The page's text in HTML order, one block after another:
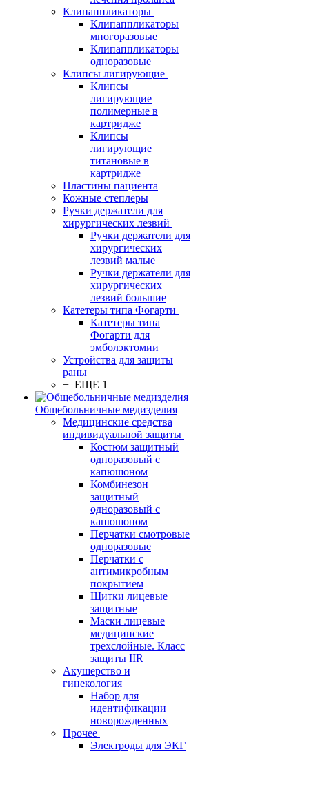
Клипаппликаторы
Клипаппликаторы
многоразовые
Клипаппликаторы
одноразовые
Клипсы лигирующие
Клипсы
лигирующие
полимерные в
картридже
Клипсы
лигирующие
титановые в
картридже
Пластины пациента
Кожные степлеры
Ручки держатели для
хирургических лезвий
Ручки держатели для
хирургических
лезвий малые
Ручки держатели для
хирургических
лезвий большие
Катетеры типа Фогарти
Катетеры типа
Фогарти для
эмболэктомии
Устройства для защиты
раны
+ ЕЩЕ 1
Общебольничные медизделия
Медицинские средства
индивидуальной защиты
Костюм защитный
одноразовый с
капюшоном
Комбинезон
защитный
одноразовый с
капюшоном
Перчатки смотровые
одноразовые
Перчатки с
антимикробным
покрытием
Щитки лицевые
защитные
Маски лицевые
медицинские
трехслойные. Класс
защиты IIR
Акушерство и
гинекология
Набор для
идентификации
новорожденных
Прочее
Электроды для ЭКГ